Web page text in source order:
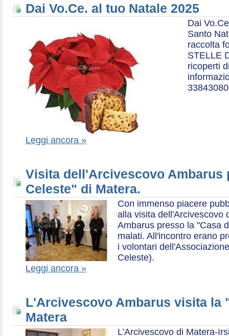
Dai Vo.Ce. al tuo Natale 2025
Dai
Santo
raccolta
STELLE
ricoperti
Leggi ancora »
Visita dell'Arcivescovo Ambarus
Celeste" di Matera.
Con immenso piacere
alla visita dell'Arcivescovo
Ambarus presso la "Casa
malati. All'incontro erano
i volontari
Celeste).
Leggi ancora »
L'Arcivescovo Ambarus visita la
Matera
L’Arcivescovo di Matera-